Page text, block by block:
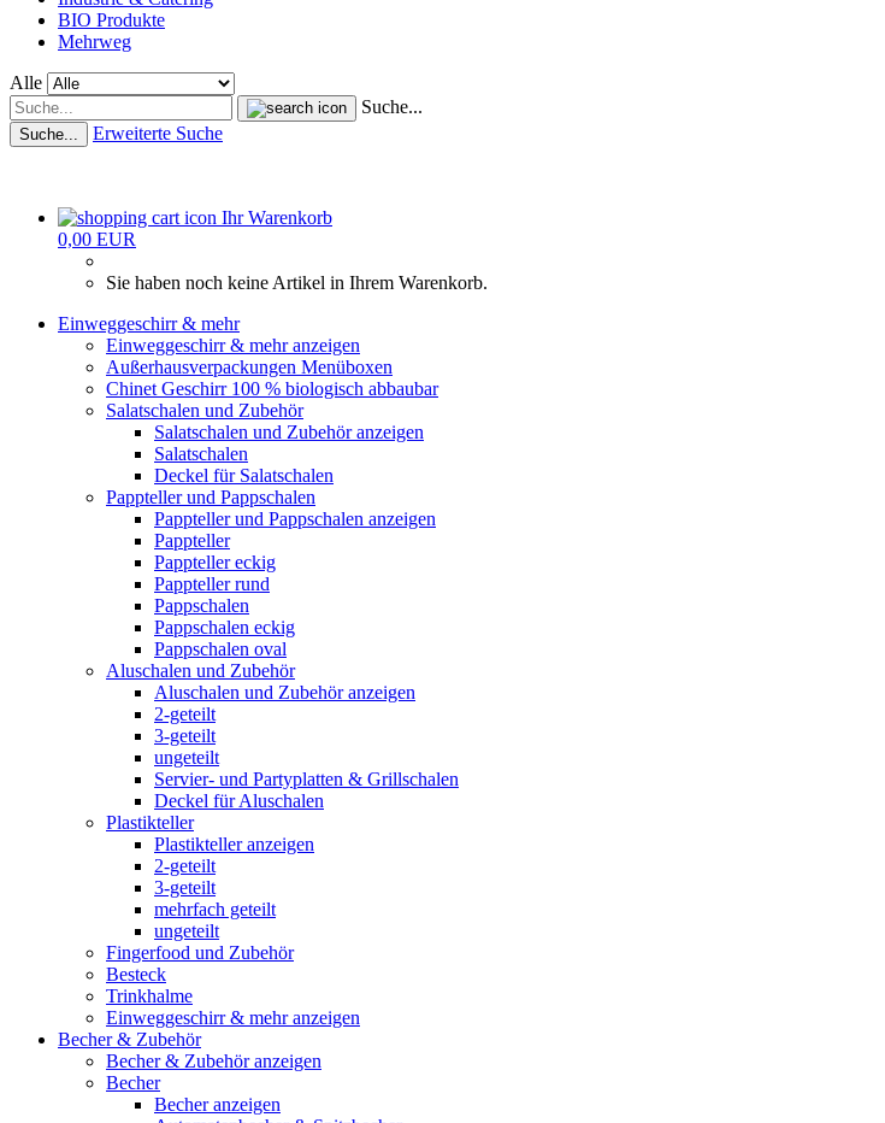
BIO Produkte
Mehrweg
Alle
Suche...
Suche... Erweiterte Suche
Ihr Warenkorb
0,00 EUR
Sie haben noch keine Artikel in Ihrem Warenkorb.
Einweggeschirr & mehr
Einweggeschirr & mehr anzeigen
Außerhausverpackungen Menüboxen
Chinet Geschirr 100 % biologisch abbaubar
Salatschalen und Zubehör
Salatschalen und Zubehör anzeigen
Salatschalen
Deckel für Salatschalen
Pappteller und Pappschalen
Pappteller und Pappschalen anzeigen
Pappteller
Pappteller eckig
Pappteller rund
Pappschalen
Pappschalen eckig
Pappschalen oval
Aluschalen und Zubehör
Aluschalen und Zubehör anzeigen
2-geteilt
3-geteilt
ungeteilt
Servier- und Partyplatten & Grillschalen
Deckel für Aluschalen
Plastikteller
Plastikteller anzeigen
2-geteilt
3-geteilt
mehrfach geteilt
ungeteilt
Fingerfood und Zubehör
Besteck
Trinkhalme
Einweggeschirr & mehr anzeigen
Becher & Zubehör
Becher & Zubehör anzeigen
Becher
Becher anzeigen